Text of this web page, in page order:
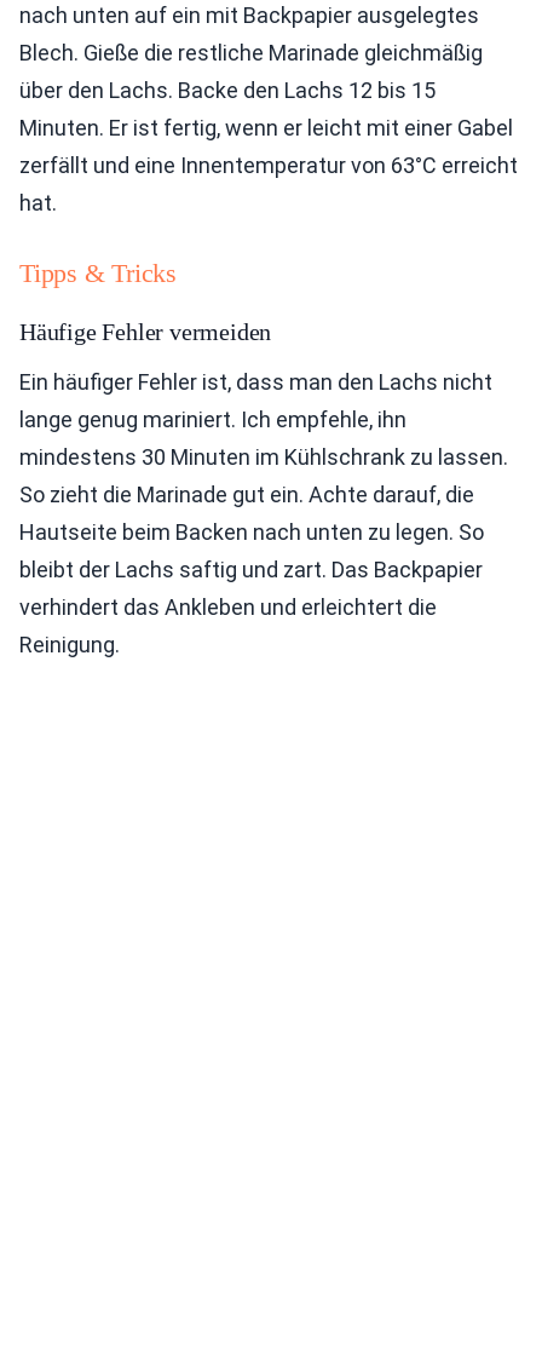
nach unten auf ein mit Backpapier ausgelegtes
Blech. Gieße die restliche Marinade gleichmäßig
über den Lachs. Backe den Lachs 12 bis 15
Minuten. Er ist fertig, wenn er leicht mit einer Gabel
zerfällt und eine Innentemperatur von 63°C erreicht
hat.
Tipps & Tricks
Häufige Fehler vermeiden
Ein häufiger Fehler ist, dass man den Lachs nicht
lange genug mariniert. Ich empfehle, ihn
mindestens 30 Minuten im Kühlschrank zu lassen.
So zieht die Marinade gut ein. Achte darauf, die
Hautseite beim Backen nach unten zu legen. So
bleibt der Lachs saftig und zart. Das Backpapier
verhindert das Ankleben und erleichtert die
Reinigung.